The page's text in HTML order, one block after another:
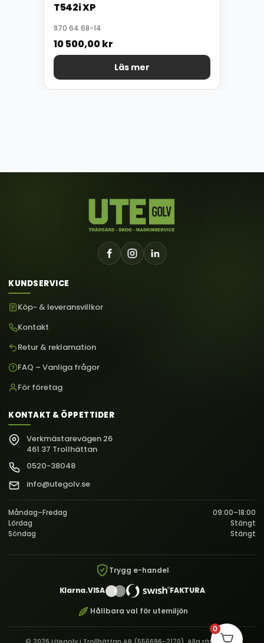
T542i XP
970 64 68-14
10 500,00kr
Läs mer
KUNDSERVICE
Köp- & leveransvillkor
Kontakt
Retur & reklamation
FAQ – Vanliga frågor
För företag
KONTAKT & ÖPPETTIDER
Verkmästarevägen 26
461 37 Trollhättan
0520-38048
info@utegolv.se
Måndag–Fredag
09:00–18:00
Lördag
Stängt
Söndag
Stängt
Trygg e-handel
Klarna.VISA FAKTURA
Hållbara val för utemiljön
© 2026 Utegolv i Trollhättan AB (556696-2170). Alla rättigheter
0